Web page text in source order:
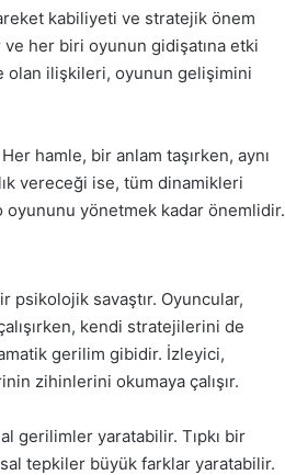
kabiliyeti ve stratejik önem
her biri oyunun gidişatına etki
olan ilişkileri, oyunun gelişimini
hamle, bir anlam taşırken, aynı
vereceği ise, tüm dinamikleri
yönetmek kadar önemlidir.
psikolojik savaştır. Oyuncular,
kendi stratejilerini de
gerilim gibidir. İzleyici,
zihinlerini okumaya çalışır.
gerilimler yaratabilir. Tıpkı bir
tepkiler büyük farklar yaratabilir.